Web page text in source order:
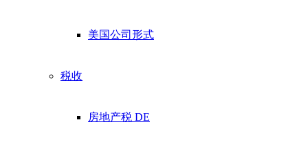
美国公司形式
税收
房地产税 DE